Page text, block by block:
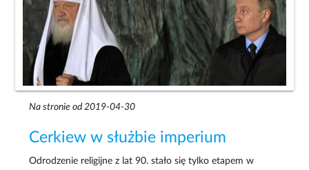
Na stronie od 2019-04-30
Cerkiew w służbie imperium
Odrodzenie religijne z lat 90. stało się tylko etapem w